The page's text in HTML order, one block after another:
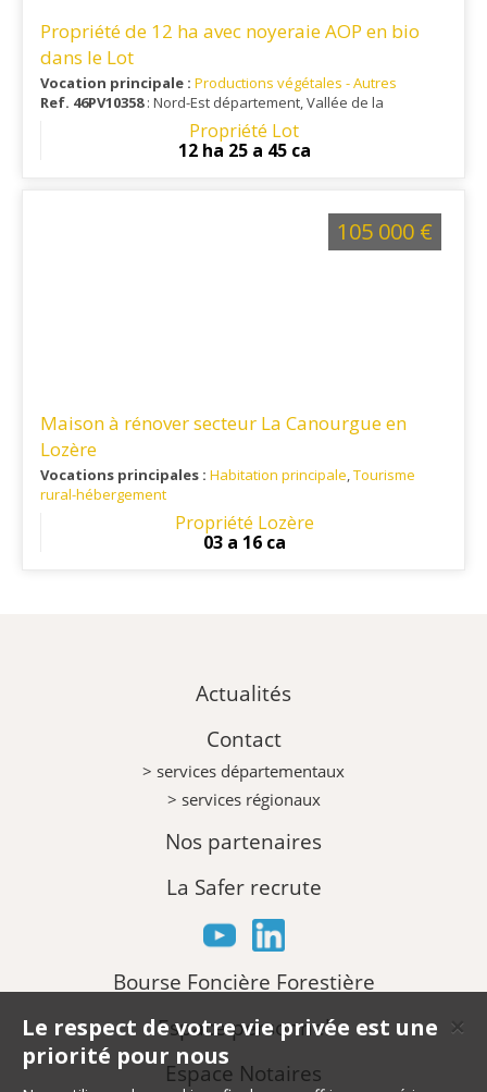
Propriété de 12 ha avec noyeraie AOP en bio
dans le Lot
Vocation principale : Productions végétales - Autres
Ref. 46PV10358: Nord-Est département, Vallée de la
Propriété Lot
12 ha 25 a 45 ca
Maison à rénover secteur La Canourgue en
Lozère
Vocations principales : Habitation principale,Tourisme
rural-hébergement
Propriété Lozère
03 a 16 ca
105 000 €
Actualités
Contact
> services départementaux
> services régionaux
Nos partenaires
La Safer recrute
Bourse Foncière Forestière
Espace personnel
Espace Notaires
✕
Le respect de votre vie privée est une
priorité pour nous